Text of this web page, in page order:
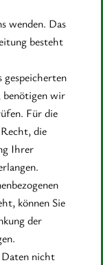
wenden. Das
besteht
benötigen wir
Für die
die
Ihrer
können Sie
der
Daten nicht